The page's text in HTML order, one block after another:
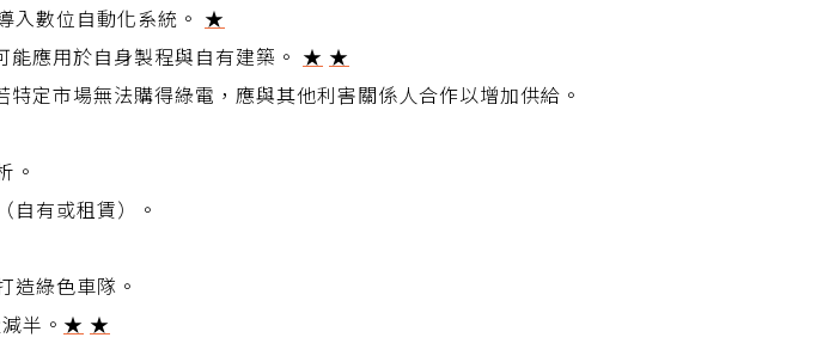
入數位自動化系統。 ★
應用於自身製程與自有建築。 ★ ★
定市場無法購得綠電，應與其他利害關係人合作以增加供給。
。
自有或租賃）。
造綠色車隊。
半。 ★ ★